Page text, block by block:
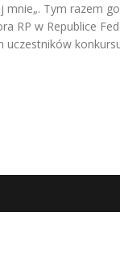
Tym razem
RP w Republice